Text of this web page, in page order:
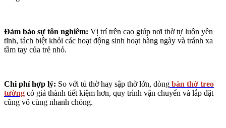
Đảm bảo sự tôn nghiêm: Vị trí trên cao giúp nơi thờ tự luôn yên
tĩnh, tách biệt khỏi các hoạt động sinh hoạt hàng ngày và tránh xa
tầm tay của trẻ nhỏ.
Chi phí hợp lý: So với tủ thờ hay sập thờ lớn, dòng bàn thờ treo
tường có giá thành tiết kiệm hơn, quy trình vận chuyển và lắp đặt
cũng vô cùng nhanh chóng.